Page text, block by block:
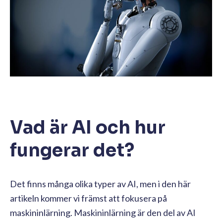
Vad är AI och hur
fungerar det?
Det finns många olika typer av AI, men i den här
artikeln kommer vi främst att fokusera på
maskininlärning. Maskininlärning är den del av AI